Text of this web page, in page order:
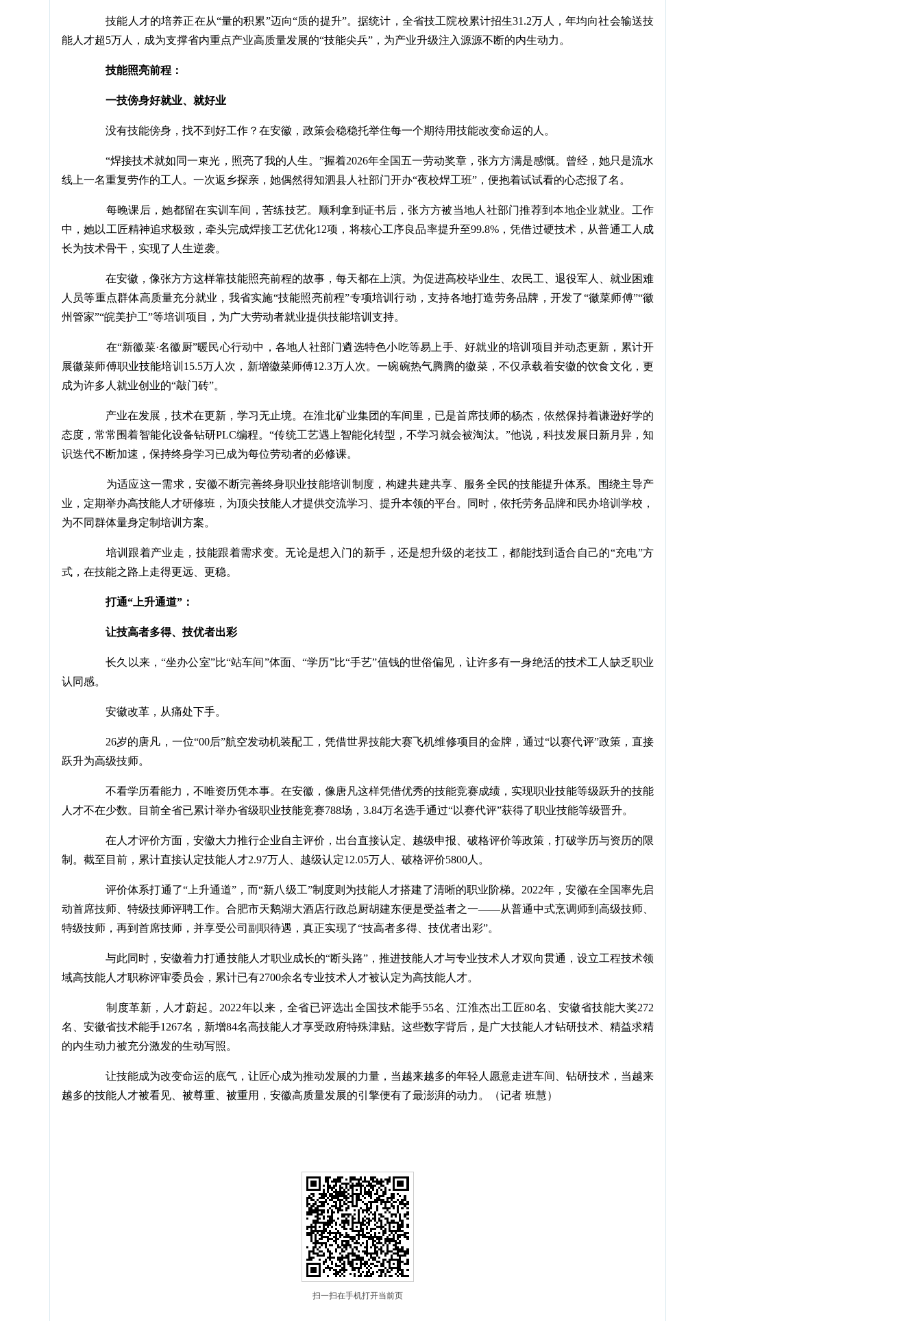
技能人才的培养正在从“量的积累”迈向“质的提升”。据统计，全省技工院校累计招生31.2万人，年均向社会输送技
能人才超5万人，成为支撑省内重点产业高质量发展的“技能尖兵”，为产业升级注入源源不断的内生动力。
技能照亮前程：
一技傍身好就业、就好业
没有技能傍身，找不到好工作？在安徽，政策会稳稳托举住每一个期待用技能改变命运的人。
“焊接技术就如同一束光，照亮了我的人生。”握着2026年全国五一劳动奖章，张方方满是感慨。曾经，她只是流水
线上一名重复劳作的工人。一次返乡探亲，她偶然得知泗县人社部门开办“夜校焊工班”，便抱着试试看的心态报了名。
每晚课后，她都留在实训车间，苦练技艺。顺利拿到证书后，张方方被当地人社部门推荐到本地企业就业。工作
中，她以工匠精神追求极致，牵头完成焊接工艺优化12项，将核心工序良品率提升至99.8%，凭借过硬技术，从普通工人成
长为技术骨干，实现了人生逆袭。
在安徽，像张方方这样靠技能照亮前程的故事，每天都在上演。为促进高校毕业生、农民工、退役军人、就业困难
人员等重点群体高质量充分就业，我省实施“技能照亮前程”专项培训行动，支持各地打造劳务品牌，开发了“徽菜师傅”“徽
州管家”“皖美护工”等培训项目，为广大劳动者就业提供技能培训支持。
在“新徽菜·名徽厨”暖民心行动中，各地人社部门遴选特色小吃等易上手、好就业的培训项目并动态更新，累计开
展徽菜师傅职业技能培训15.5万人次，新增徽菜师傅12.3万人次。一碗碗热气腾腾的徽菜，不仅承载着安徽的饮食文化，更
成为许多人就业创业的“敲门砖”。
产业在发展，技术在更新，学习无止境。在淮北矿业集团的车间里，已是首席技师的杨杰，依然保持着谦逊好学的
态度，常常围着智能化设备钻研PLC编程。“传统工艺遇上智能化转型，不学习就会被淘汰。”他说，科技发展日新月异，知
识迭代不断加速，保持终身学习已成为每位劳动者的必修课。
为适应这一需求，安徽不断完善终身职业技能培训制度，构建共建共享、服务全民的技能提升体系。围绕主导产
业，定期举办高技能人才研修班，为顶尖技能人才提供交流学习、提升本领的平台。同时，依托劳务品牌和民办培训学校，
为不同群体量身定制培训方案。
培训跟着产业走，技能跟着需求变。无论是想入门的新手，还是想升级的老技工，都能找到适合自己的“充电”方
式，在技能之路上走得更远、更稳。
打通“上升通道”：
让技高者多得、技优者出彩
长久以来，“坐办公室”比“站车间”体面、“学历”比“手艺”值钱的世俗偏见，让许多有一身绝活的技术工人缺乏职业
认同感。
安徽改革，从痛处下手。
26岁的唐凡，一位“00后”航空发动机装配工，凭借世界技能大赛飞机维修项目的金牌，通过“以赛代评”政策，直接
跃升为高级技师。
不看学历看能力，不唯资历凭本事。在安徽，像唐凡这样凭借优秀的技能竞赛成绩，实现职业技能等级跃升的技能
人才不在少数。目前全省已累计举办省级职业技能竞赛788场，3.84万名选手通过“以赛代评”获得了职业技能等级晋升。
在人才评价方面，安徽大力推行企业自主评价，出台直接认定、越级申报、破格评价等政策，打破学历与资历的限
制。截至目前，累计直接认定技能人才2.97万人、越级认定12.05万人、破格评价5800人。
评价体系打通了“上升通道”，而“新八级工”制度则为技能人才搭建了清晰的职业阶梯。2022年，安徽在全国率先启
动首席技师、特级技师评聘工作。合肥市天鹅湖大酒店行政总厨胡建东便是受益者之一——从普通中式烹调师到高级技师、
特级技师，再到首席技师，并享受公司副职待遇，真正实现了“技高者多得、技优者出彩”。
与此同时，安徽着力打通技能人才职业成长的“断头路”，推进技能人才与专业技术人才双向贯通，设立工程技术领
域高技能人才职称评审委员会，累计已有2700余名专业技术人才被认定为高技能人才。
制度革新，人才蔚起。2022年以来，全省已评选出全国技术能手55名、江淮杰出工匠80名、安徽省技能大奖272
名、安徽省技术能手1267名，新增84名高技能人才享受政府特殊津贴。这些数字背后，是广大技能人才钻研技术、精益求精
的内生动力被充分激发的生动写照。
让技能成为改变命运的底气，让匠心成为推动发展的力量，当越来越多的年轻人愿意走进车间、钻研技术，当越来
越多的技能人才被看见、被尊重、被重用，安徽高质量发展的引擎便有了最澎湃的动力。（记者 班慧）
扫一扫在手机打开当前页